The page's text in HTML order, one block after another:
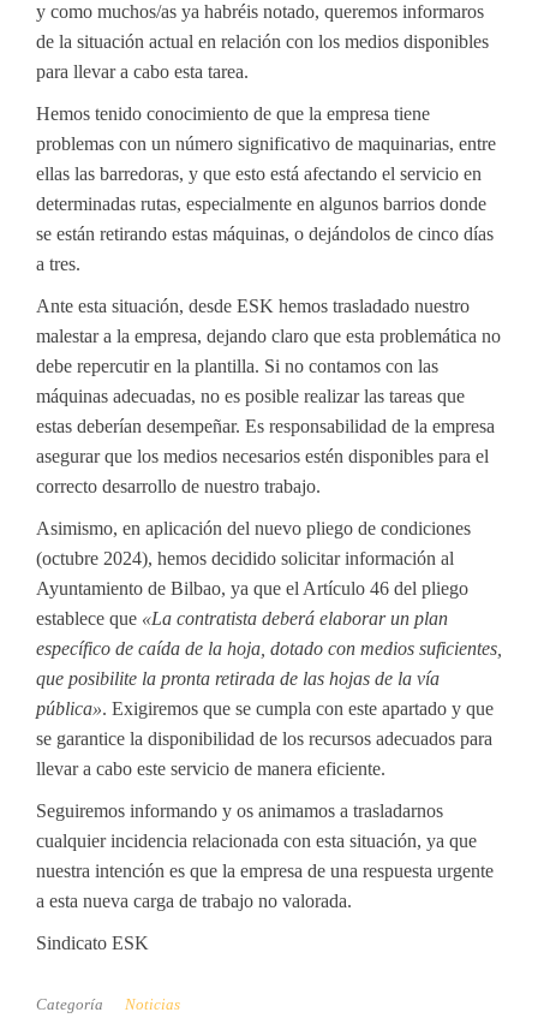
y como muchos/as ya habréis notado, queremos informaros
de la situación actual en relación con los medios disponibles
para llevar a cabo esta tarea.
Hemos tenido conocimiento de que la empresa tiene
problemas con un número significativo de maquinarias, entre
ellas las barredoras, y que esto está afectando el servicio en
determinadas rutas, especialmente en algunos barrios donde
se están retirando estas máquinas, o dejándolos de cinco días
a tres.
Ante esta situación, desde ESK hemos trasladado nuestro
malestar a la empresa, dejando claro que esta problemática no
debe repercutir en la plantilla. Si no contamos con las
máquinas adecuadas, no es posible realizar las tareas que
estas deberían desempeñar. Es responsabilidad de la empresa
asegurar que los medios necesarios estén disponibles para el
correcto desarrollo de nuestro trabajo.
Asimismo, en aplicación del nuevo pliego de condiciones
(octubre 2024), hemos decidido solicitar información al
Ayuntamiento de Bilbao, ya que el Artículo 46 del pliego
establece que «La contratista deberá elaborar un plan
específico de caída de la hoja, dotado con medios suficientes,
que posibilite la pronta retirada de las hojas de la vía
pública». Exigiremos que se cumpla con este apartado y que
se garantice la disponibilidad de los recursos adecuados para
llevar a cabo este servicio de manera eficiente.
Seguiremos informando y os animamos a trasladarnos
cualquier incidencia relacionada con esta situación, ya que
nuestra intención es que la empresa de una respuesta urgente
a esta nueva carga de trabajo no valorada.
Sindicato ESK
Categoría Noticias